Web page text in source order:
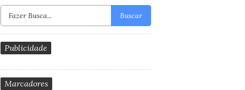
Buscar
Publicidade
Marcadores